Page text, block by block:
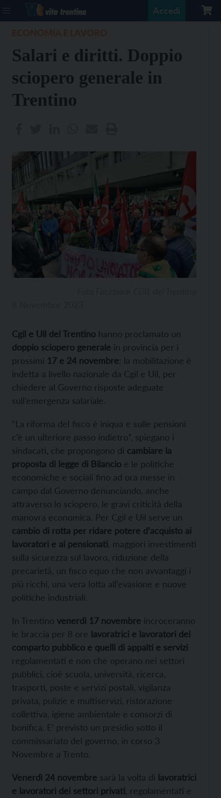
Accedi
Salari e diritti. Doppio
sciopero generale in
Trentino
Cgil e Uil del Trentino hanno proclamato un
doppio sciopero generale in provincia per i
prossimi 17 e 24 novembre: la mobilitazione è
indetta a livello nazionale da Cgil e Uil, per
chiedere al Governo risposte adeguate
sull’emergenza salariale.
“La riforma del fisco è iniqua e sulle pensioni
c’è un ulteriore passo indietro”, spiegano i
sindacati, che propongono di cambiare la
proposta di legge di Bilancio e le politiche
economiche e sociali fino ad ora messe in
campo dal Governo denunciando, anche
attraverso lo sciopero, le gravi criticità della
manovra economica. Per Cgil e Uil serve un
cambio di rotta per ridare potere d’acquisto ai
lavoratori e ai pensionati , maggiori investimenti
sulla sicurezza sul lavoro, riduzione della
precarietà, un fisco equo che non avvantaggi i
più ricchi, una vera lotta all’evasione e nuove
politiche industriali.
In Trentino venerdì 17 novembre incroceranno
le braccia per 8 ore lavoratrici e lavoratori del
comparto pubblico e quelli di appalti e servizi
regolamentati e non che operano nei settori
pubblici, cioè scuola, università, ricerca,
trasporti, poste e servizi postali, vigilanza
privata, pulizie e multiservizi, ristorazione
collettiva, igiene ambientale e consorzi di
bonifica. E’ previsto un presidio sotto il
commissariato del governo, in corso 3
Novembre a Trento.
Venerdì 24 novembre sarà la volta di lavoratrici
e lavoratori dei settori privati , regolamentati e